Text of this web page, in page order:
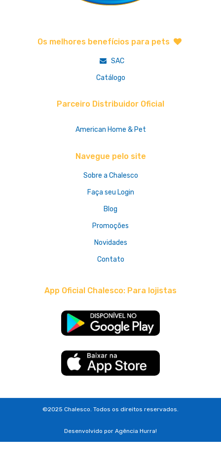
Os melhores benefícios para pets
SAC
Catálogo
Parceiro Distribuidor Oficial
American Home & Pet
Navegue pelo site
Sobre a Chalesco
Faça seu Login
Blog
Promoções
Novidades
Contato
App Oficial Chalesco: Para lojistas
©2025 Chalesco. Todos os direitos reservados.
Desenvolvido por Agência Hurra!